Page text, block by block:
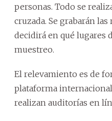
personas. Todo se
cruzada. Se grabarán
decidirá en qué lugares
muestreo.
El relevamiento es de
plataforma
realizan auditorías en